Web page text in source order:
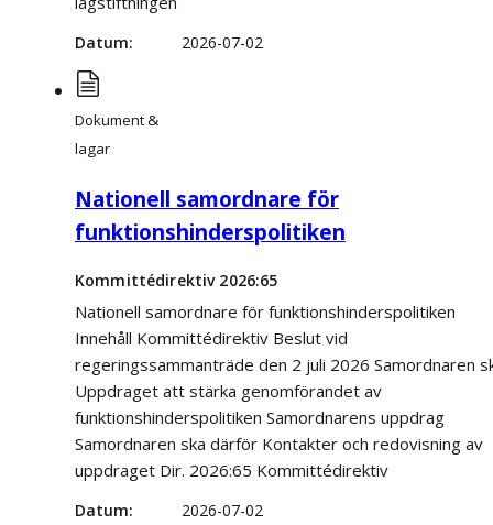
Datum 2026-07-02
Dokument &
lagar
Nationell samordnare för
funktionshinderspolitiken
Kommittédirektiv 2026:65
Nationell samordnare för funktionshinderspolitiken
Innehåll Kommittédirektiv Beslut vid
regeringssammanträde den 2 juli 2026 Samordnaren
Uppdraget att stärka genomförandet av
funktionshinderspolitiken Samordnarens uppdrag
Samordnaren ska därför Kontakter och redovisning av
uppdraget Dir. 2026:65 Kommittédirektiv
Datum 2026-07-02